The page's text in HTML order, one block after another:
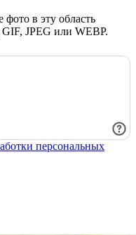
в эту область
JPEG или WEBP.
персональных